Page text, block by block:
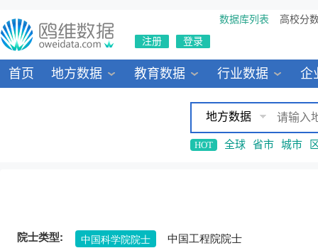
数据库列表 高校分
注册 登录
首页 地方数据 教育数据 行业数据 企
地方数据
HOT 全球 省市 城市
院士类型: 中国科学院院士 中国工程院院士